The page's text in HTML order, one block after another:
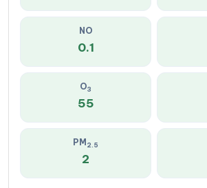
NO
0.1
O3
55
PM 2.5
2